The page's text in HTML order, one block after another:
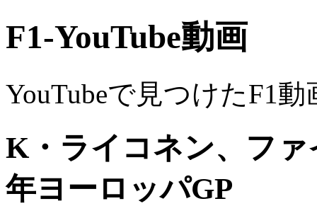
F1-YouTube動画
YouTubeで見つけたF1
K・ライコネン、ファ
年ヨーロッパGP